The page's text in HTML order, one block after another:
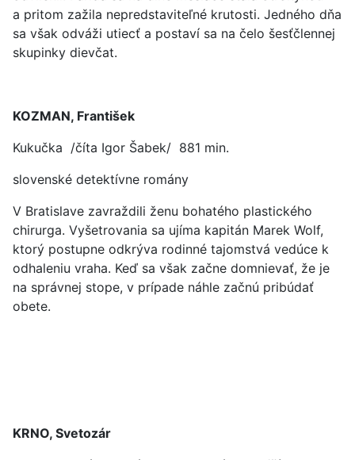
a pritom zažila nepredstaviteľné krutosti. Jedného dňa
sa však odváži utiecť a postaví sa na čelo šesťčlennej
skupinky dievčat.
KOZMAN, František
Kukučka /číta Igor Šabek/ 881 min.
slovenské detektívne romány
V Bratislave zavraždili ženu bohatého plastického
chirurga. Vyšetrovania sa ujíma kapitán Marek Wolf,
ktorý postupne odkrýva rodinné tajomstvá vedúce k
odhaleniu vraha. Keď sa však začne domnievať, že je
na správnej stope, v prípade náhle začnú pribúdať
obete.
KRNO, Svetozár